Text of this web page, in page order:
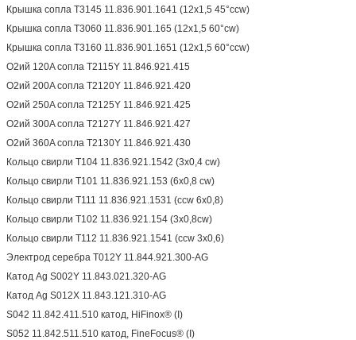
Крышка сопла T3145 11.836.901.1641 (12x1,5 45°ccw)
Крышка сопла T3060 11.836.901.165 (12x1,5 60°cw)
Крышка сопла T3160 11.836.901.1651 (12x1,5 60°ccw)
O2ий 120A сопла T2115Y 11.846.921.415
O2ий 200A сопла T2120Y 11.846.921.420
O2ий 250A сопла T2125Y 11.846.921.425
O2ий 300A сопла T2127Y 11.846.921.427
O2ий 360A сопла T2130Y 11.846.921.430
Кольцо свирли T104 11.836.921.1542 (3x0,4 cw)
Кольцо свирли T101 11.836.921.153 (6x0,8 cw)
Кольцо свирли T111 11.836.921.1531 (ccw 6x0,8)
Кольцо свирли T102 11.836.921.154 (3x0,8cw)
Кольцо свирли T112 11.836.921.1541 (ccw 3x0,6)
Электрод серебра T012Y 11.844.921.300-AG
Катод Ag S002Y 11.843.021.320-AG
Катод Ag S012X 11.843.121.310-AG
S042 11.842.411.510 катод, HiFinox® (I)
S052 11.842.511.510 катод, FineFocus® (I)